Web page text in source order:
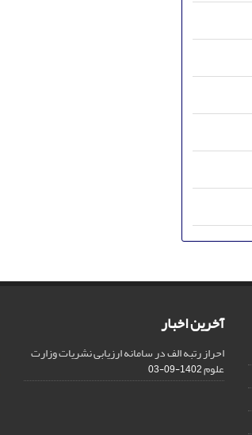
آخرین اخبار
احراز رتبه الف در سامانه ارزیابی نشریات وزارت
علوم1402-09-03